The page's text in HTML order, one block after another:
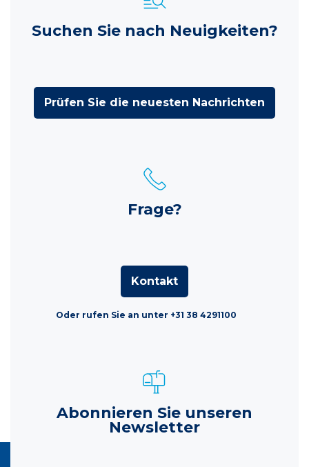
Suchen Sie nach Neuigkeiten?
Prüfen Sie die neuesten Nachrichten
Frage?
Kontakt
Oder rufen Sie an unter +31 38 4291100
Abonnieren Sie unseren
Newsletter